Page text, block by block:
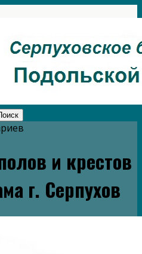
и крестов
г. Серпухов